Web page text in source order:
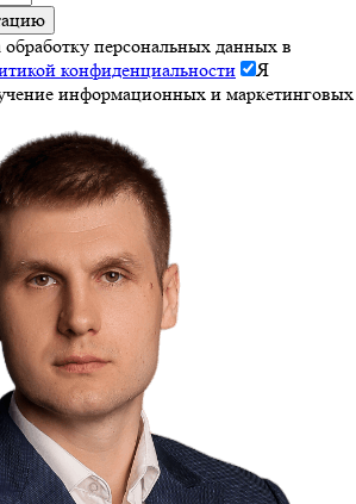
обработку персональных данных в
конфиденциальности
Я
информационных и маркетинговых